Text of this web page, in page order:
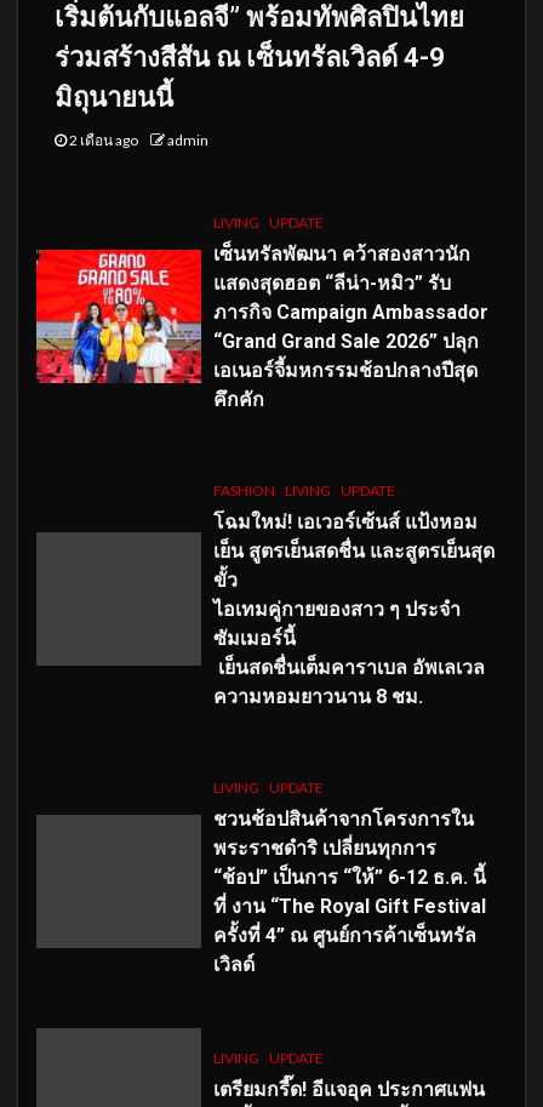
เริ่มต้นกับแอลจี” พร้อมทัพศิลปินไทย
ร่วมสร้างสีสัน ณ เซ็นทรัลเวิลด์ 4-9
มิถุนายนนี้
2 เดือน ago admin
LIVING UPDATE
เซ็นทรัลพัฒนา คว้าสองสาวนัก
แสดงสุดฮอต “ลีน่า-หมิว” รับ
ภารกิจ Campaign Ambassador
“Grand Grand Sale 2026” ปลุก
เอเนอร์จี้มหกรรมช้อปกลางปีสุด
คึกคัก
FASHION LIVING UPDATE
โฉมใหม่! เอเวอร์เซ้นส์ แป้งหอม
เย็น สูตรเย็นสดชื่น และสูตรเย็นสุด
ขั้ว
ไอเทมคู่กายของสาว ๆ ประจำ
ซัมเมอร์นี้
เย็นสดชื่นเต็มคาราเบล อัพเลเวล
ความหอมยาวนาน 8 ชม.
LIVING UPDATE
ชวนช้อปสินค้าจากโครงการใน
พระราชดำริ เปลี่ยนทุกการ
“ช้อป” เป็นการ “ให้” 6-12 ธ.ค. นี้
ที่ งาน “The Royal Gift Festival
ครั้งที่ 4” ณ ศูนย์การค้าเซ็นทรัล
เวิลด์
LIVING UPDATE
เตรียมกรี๊ด! อีแจอุค ประกาศแฟน